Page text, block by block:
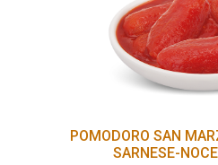
POMODORO SAN
SARNESE-